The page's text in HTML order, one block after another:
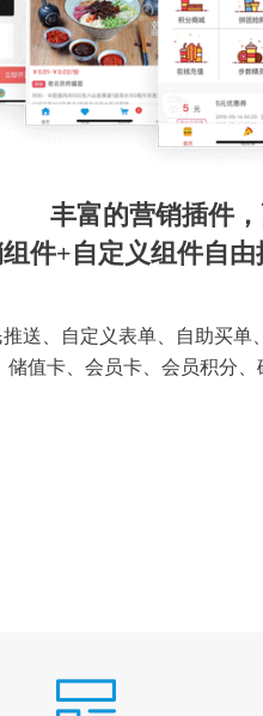
丰富的营销插件
件+自定义组件自
送、自定义表单、自助买单
储值卡、会员卡、会员积分